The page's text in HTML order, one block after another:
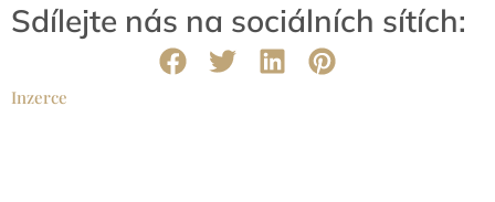
Sdílejte nás na sociálních sítích:
Inzerce